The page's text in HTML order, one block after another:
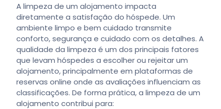
A limpeza de um alojamento impacta
diretamente a satisfação do hóspede. Um
ambiente limpo e bem cuidado transmite
conforto, segurança e cuidado com os detalhes. A
qualidade da limpeza é um dos principais fatores
que levam hóspedes a escolher ou rejeitar um
alojamento, principalmente em plataformas de
reservas online onde as avaliações influenciam as
classificações. De forma prática, a limpeza de um
alojamento contribui para: